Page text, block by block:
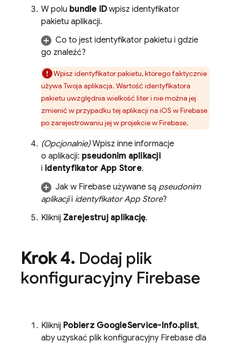
W polu bundle IDwpisz identyfikator
pakietu aplikacji.
Co to jest identyfikator pakietu i gdzie
go znaleźć?
Wpisz identyfikator pakietu, którego faktycznie
używa Twoja aplikacja. Wartość identyfikatora
pakietu uwzględnia wielkość liter i nie można jej
zmienić w przypadku tej aplikacji na iOS w Firebase
po zarejestrowaniu jej w projekcie w Firebase.
(Opcjonalnie)Wpisz inne informacje
o aplikacji: pseudonim aplikacji
i identyfikator App Store.
Jak w Firebase używane są pseudonim
aplikacjii identyfikator App Store?
Kliknij Zarejestruj aplikację.
Krok 4.Dodaj plik
konfiguracyjny Firebase
Kliknij Pobierz GoogleService-Info.plist,
aby uzyskać plik konfiguracyjny Firebase dla